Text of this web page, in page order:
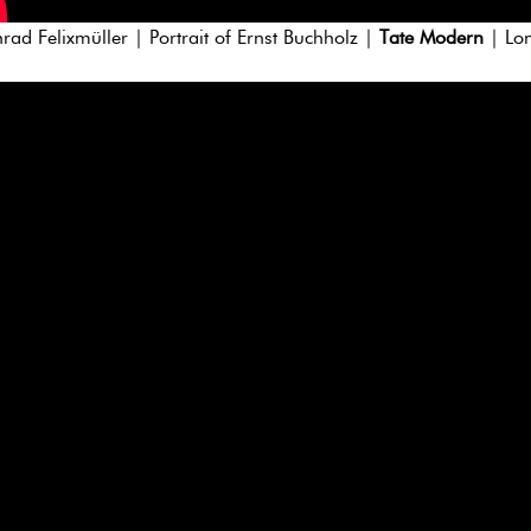
Felixmüller | Portrait of Ernst Buchholz | Tate Modern |